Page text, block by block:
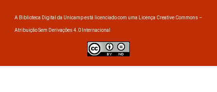
A Biblioteca Digital da Unicamp está licenciado com uma Licença Creative Commons –
Atribuição Sem Derivações 4.0 Internacional